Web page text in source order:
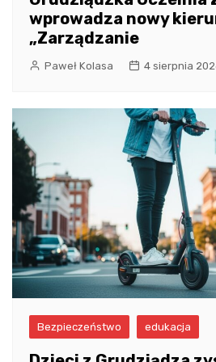
wprowadza nowy
„Zarządzanie
Paweł Kolasa 4 sierpnia
Bezpieczeństwo edukacja